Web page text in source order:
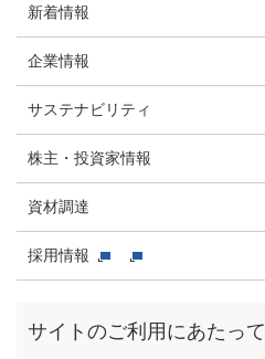
新着情報
企業情報
サステナビリティ
株主・投資家情報
資材調達
採用情報
サイトのご利用にあたって